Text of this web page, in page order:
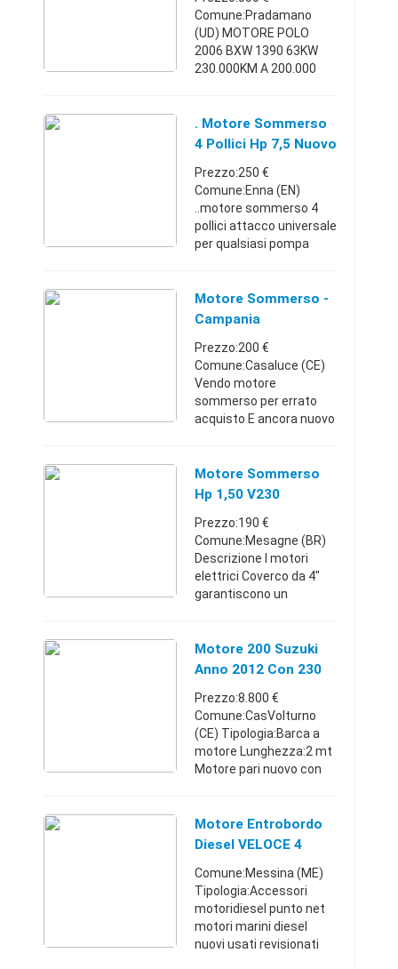
Comune:Pradamano
(UD) MOTORE POLO
2006 BXW 1390 63KW
230.000KM A 200.000
INIEZIONE SENZA
ACCESSORIFriuli-
Giulia0432670844550 €
. Motore Sommerso
4 Pollici Hp 7,5 Nuovo
Prezzo:250 €
Comune:Enna (EN)
..motore sommerso 4
pollici attacco universale
per qualsiasi pompa
ancora imbacchettato.
prodotto
Motore Sommerso -
Campania
Prezzo:200 €
Comune:Casaluce (CE)
Vendo motore
sommerso per errato
acquisto E ancora nuovo
scatoloneCampania320
6406669200 €
Motore Sommerso
Hp 1,50 V230
Monofase
Covercoitaly
Prezzo:190 €
Comune:Mesagne (BR)
Descrizione I motori
elettrici Coverco da 4"
garantiscono un
diametro uguale o
maggiore a 4". I
Motore 200 Suzuki
Anno 2012 Con 230
Ore
Prezzo:8.800 €
Comune:CasVolturno
(CE) Tipologia:Barca a
motore Lunghezza:2 mt
Motore pari nuovo con
chiesuola e copri motore
Campania33925365478.
Motore Entrobordo
Diesel VELOCE 4
Cilindri 230 Hp
Comune:Messina (ME)
Tipologia:Accessori
motoridiesel punto net
motori marini diesel
nuovi usati revisionati